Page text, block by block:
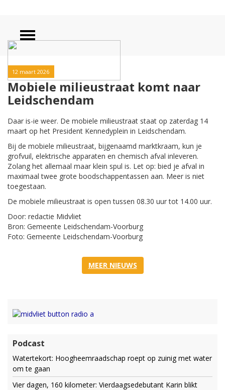
12 maart 2026
Mobiele milieustraat komt naar
Leidschendam
Daar is-ie weer. De mobiele milieustraat staat op zaterdag 14
maart op het President Kennedyplein in Leidschendam.
Bij de mobiele milieustraat, bijgenaamd marktkraam, kun je
grofvuil, elektrische apparaten en chemisch afval inleveren.
Zolang het allemaal maar klein spul is. Let op: bied je afval in
maximaal twee grote boodschappentassen aan. Meer is niet
toegestaan.
De mobiele milieustraat is open tussen 08.30 uur tot 14.00 uur.
Door: redactie Midvliet
Bron: Gemeente Leidschendam-Voorburg
Foto: Gemeente Leidschendam-Voorburg
MEER NIEUWS
Podcast
Watertekort: Hoogheemraadschap roept op zuinig met water
om te gaan
Vier dagen, 160 kilometer: Vierdaagsedebutant Karin blikt